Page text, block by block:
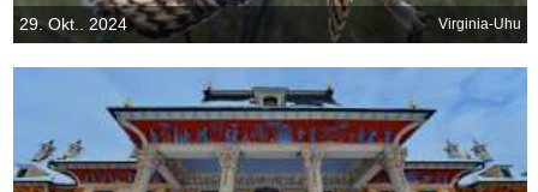
29. Okt.. 2024 Virginia-Uhu